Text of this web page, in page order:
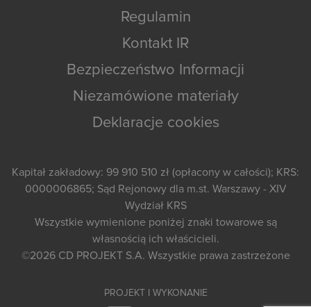
Regulamin
Kontakt IR
Bezpieczeństwo Informacji
Niezamówione materiały
Deklaracje cookies
Kapitał zakładowy: 99 910 510 zł (opłacony w całości); KRS:
0000006865; Sąd Rejonowy dla m.st. Warszawy - XIV
Wydział KRS
Wszystkie wymienione poniżej znaki towarowe są
własnością ich właścicieli.
©2026 CD PROJEKT S.A. Wszystkie prawa zastrzeżone
PROJEKT I WYKONANIE